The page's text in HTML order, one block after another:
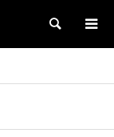
検索